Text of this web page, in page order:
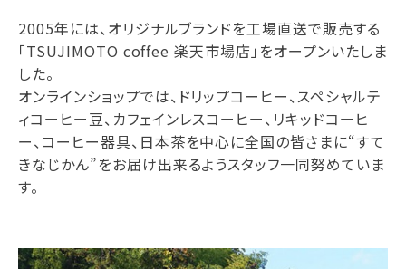
2005年には、オリジナルブランドを工場直送で販売する
「TSUJIMOTO coffee 楽天市場店」をオープンいたしま
した。
オンラインショップでは、ドリップコーヒー、スペシャルテ
ィコーヒー豆、カフェインレスコーヒー、リキッドコーヒ
ー、コーヒー器具、日本茶を中心に全国の皆さまに“すて
きなじかん”をお届け出来るようスタッフ一同努めていま
す。